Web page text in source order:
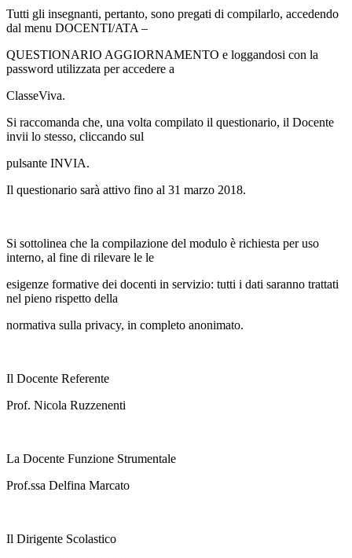
Tutti gli insegnanti, pertanto, sono pregati di compilarlo, accedendo
dal menu DOCENTI/ATA –
QUESTIONARIO AGGIORNAMENTO e loggandosi con la
password utilizzata per accedere a
ClasseViva.
Si raccomanda che, una volta compilato il questionario, il Docente
invii lo stesso, cliccando sul
pulsante INVIA.
Il questionario sarà attivo fino al 31 marzo 2018.
Si sottolinea che la compilazione del modulo è richiesta per uso
interno, al fine di rilevare le le
esigenze formative dei docenti in servizio: tutti i dati saranno trattati
nel pieno rispetto della
normativa sulla privacy, in completo anonimato.
Il Docente Referente
Prof. Nicola Ruzzenenti
La Docente Funzione Strumentale
Prof.ssa Delfina Marcato
Il Dirigente Scolastico